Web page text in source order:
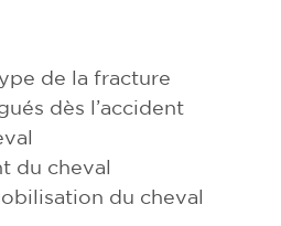
de la fracture
dès l’accident
du cheval
du cheval